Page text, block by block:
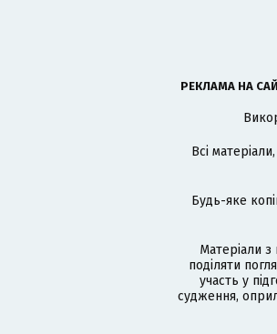
РЕКЛАМА НА
Всі
Будь-яке
Матеріали
поділяти
участь у
судження,